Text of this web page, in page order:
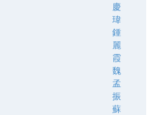
慶
瑋
鍾
麗
霞
魏
孟
振
蘇